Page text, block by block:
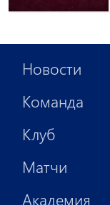
Новости
Команда
Клуб
Матчи
Академия